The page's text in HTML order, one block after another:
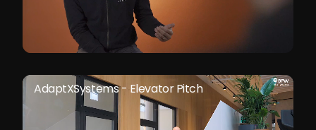
AdaptXSystems - Elevator Pitch